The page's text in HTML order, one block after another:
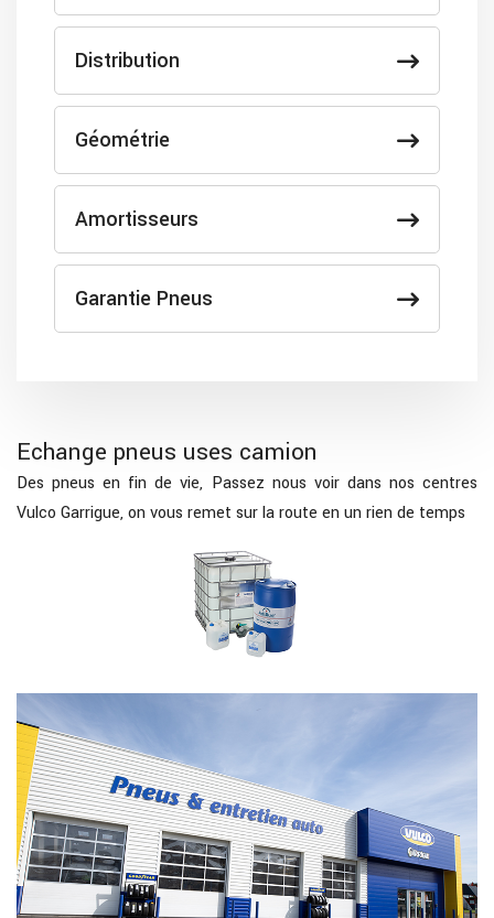
Distribution
Géométrie
Amortisseurs
Garantie Pneus
Echange pneus uses camion
Des pneus en fin de vie, Passez nous voir dans nos centres
Vulco Garrigue, on vous remet sur la route en un rien de temps